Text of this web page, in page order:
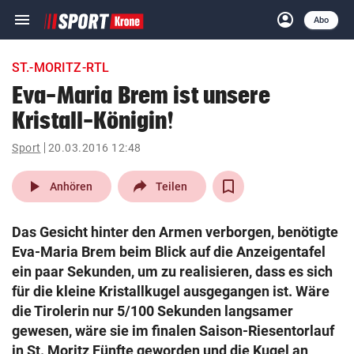
menu Navigation
ein-/ausklappen
account_circle
Anmelden
Abo
close Schließen
account_circle Anmelden
pin_drop
Wien arrow_right
search
Suchbegriff
eingeben
ST.-MORITZ-RTL
Eva-Maria Brem ist unsere
Kristall-Königin!
Sport 20.03.2016 12:48
play_arrow Anhören Teilen
Das Gesicht hinter den Armen verborgen, benötigte
Eva-Maria Brem beim Blick auf die Anzeigentafel
ein paar Sekunden, um zu realisieren, dass es sich
für die kleine Kristallkugel ausgegangen ist. Wäre
die Tirolerin nur 5/100 Sekunden langsamer
gewesen, wäre sie im finalen Saison-Riesentorlauf
in St. Moritz Fünfte geworden und die Kugel an